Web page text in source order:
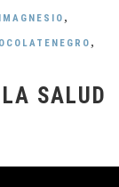
,
,
SALUD